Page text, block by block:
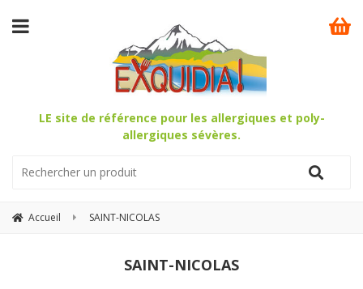
LE site de référence pour les allergiques et poly-
allergiques sévères.
Accueil SAINT-NICOLAS
SAINT-NICOLAS